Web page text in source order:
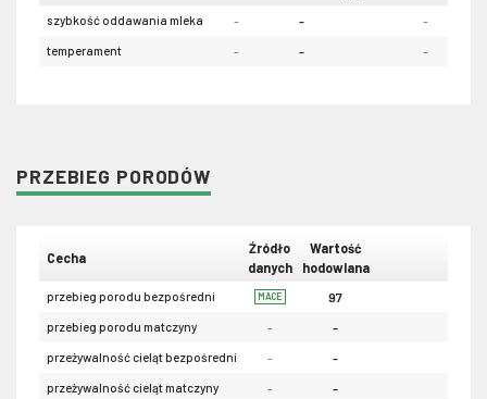
szybkość oddawania mleka - - -
temperament - - -
PRZEBIEG PORODÓW
Cecha
Źródło
danych
Wartość
hodowlana
przebieg porodu bezpośredni MACE 97
przebieg porodu matczyny - -
przeżywalność cieląt bezpośredni - -
przeżywalność cieląt matczyny - -